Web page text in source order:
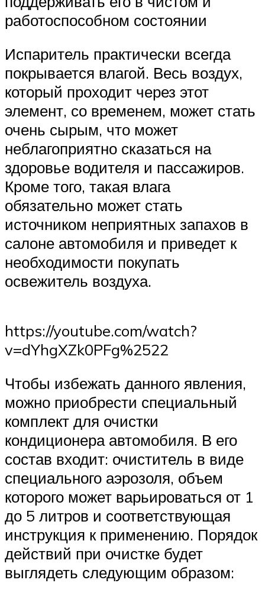
работоспособном состоянии
Испаритель практически всегда
покрывается влагой. Весь воздух,
который проходит через этот
элемент, со временем, может стать
очень сырым, что может
неблагоприятно сказаться на
здоровье водителя и пассажиров.
Кроме того, такая влага
обязательно может стать
источником неприятных запахов в
салоне автомобиля и приведет к
необходимости покупать
освежитель воздуха.
https://youtube.com/watch?
v=dYhgXZk0PFg%2522
Чтобы избежать данного явления,
можно приобрести специальный
комплект для очистки
кондиционера автомобиля. В его
состав входит: очиститель в виде
специального аэрозоля, объем
которого может варьироваться от 1
до 5 литров и соответствующая
инструкция к применению. Порядок
действий при очистке будет
выглядеть следующим образом: